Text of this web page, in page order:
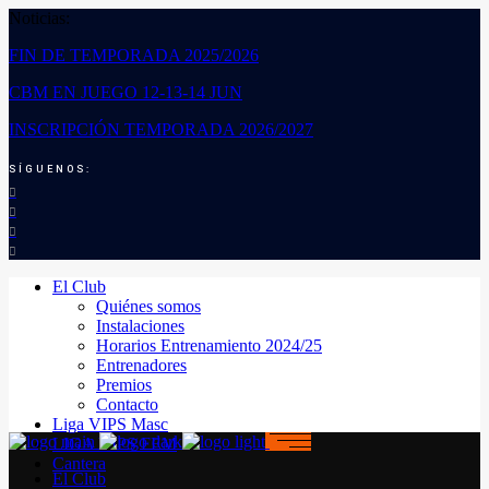
Noticias:
FIN DE TEMPORADA 2025/2026
CBM EN JUEGO 12-13-14 JUN
INSCRIPCIÓN TEMPORADA 2026/2027
SÍGUENOS:
El Club
Quiénes somos
Instalaciones
Horarios Entrenamiento 2024/25
Entrenadores
Premios
Contacto
Liga VIPS Masc
LIGA VIPS FEM
Cantera
El Club